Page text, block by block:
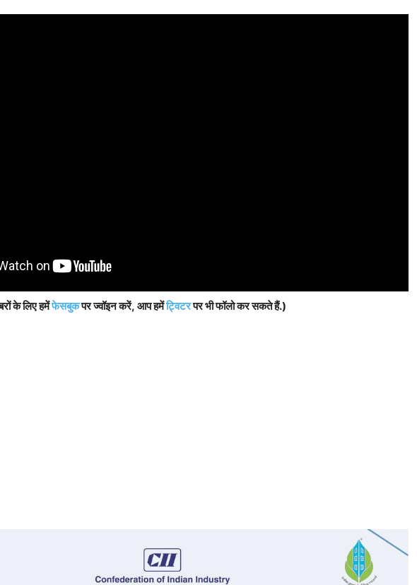
के लिए हमेंफेसबुकपर ज्वॉइन करें, आप हमेंट्विटरपर भी फॉलो कर सकते हैं.)